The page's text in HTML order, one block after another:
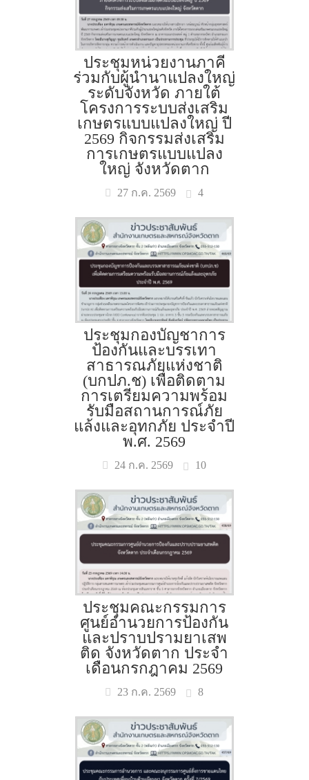
ประชุมหน่วยงานภาคี
ร่วมกับผู้นำนาแปลงใหญ่
ระดับจังหวัด ภายใต้
โครงการระบบส่งเสริม
เกษตรแบบแปลงใหญ่ ปี
2569 กิจกรรมส่งเสริม
การเกษตรแบบแปลง
ใหญ่ จังหวัดตาก
27 ก.ค. 2569 4
ประชุมกองบัญชาการ
ป้องกันและบรรเทา
สาธารณภัยแห่งชาติ
(บกปภ.ช) เพื่อติดตาม
การเตรียมความพร้อม
รับมือสถานการณ์ภัย
แล้งและอุทกภัย ประจำปี
พ.ศ. 2569
24 ก.ค. 2569 10
ประชุมคณะกรรมการ
ศูนย์อำนวยการป้องกัน
และปราบปรามยาเสพ
ติด จังหวัดตาก ประจำ
เดือนกรกฎาคม 2569
23 ก.ค. 2569 8